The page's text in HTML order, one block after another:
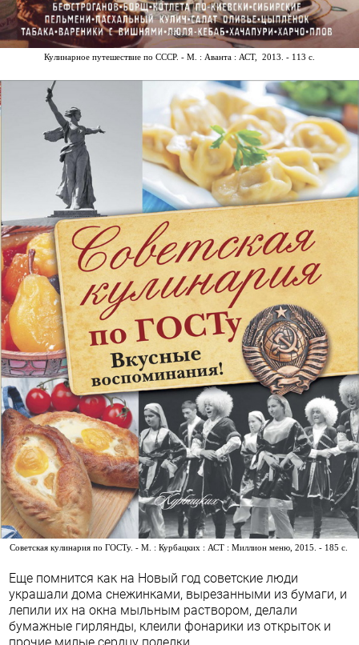
Кулинарное путешествие по СССР. - М. : Аванта : АСТ, 2013. - 113 с.
Советская кулинария по ГОСТу. - М. : Курбацких : АСТ : Миллион меню, 2015. - 185 с.
Еще помнится как на Новый год советские люди
украшали дома снежинками, вырезанными из бумаги, и
лепили их на окна мыльным раствором, делали
бумажные гирлянды, клеили фонарики из открыток и